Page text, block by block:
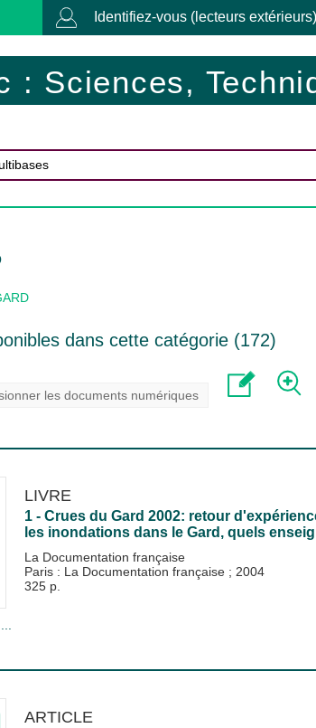
Identifiez-vous (lecteurs extérieurs)
: Sciences,
dans cette catégorie (172)
les documents numériques
LIVRE
1 - Crues du Gard 2002: retour
les inondations dans le Gard, quels
La Documentation française
Paris : La Documentation française ; 2004
325 p.
ARTICLE